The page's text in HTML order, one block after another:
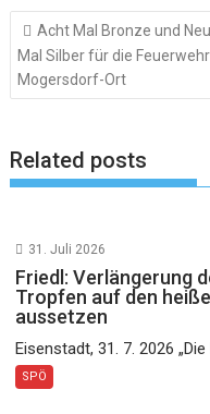
Acht Mal Bronze und
Mal Silber für die Feuerwehr
Mogersdorf-Ort
Related posts
31. Juli 2026
Friedl: Verlängerung
Tropfen auf den
aussetzen
Eisenstadt, 31. 7. 2026
SPÖ